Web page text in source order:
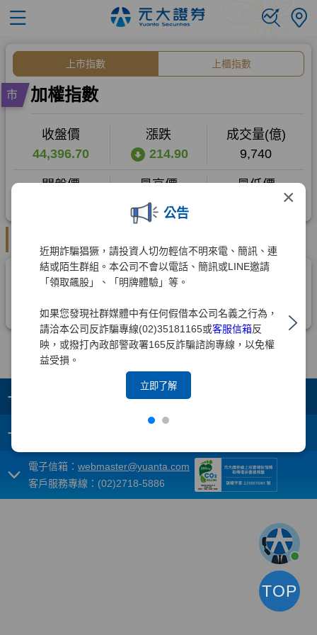
×
公告
近期詐騙猖獗，請投資人切勿輕信不明來電、簡訊、連
結或陌生群組。本公司不會以電話、簡訊或LINE邀請
「領取飆股」、「明牌體驗」等。
如果您發現社群媒體中有任何假借本公司名義之行為，
請洽本公司反詐騙專線(02)35181165或客服信箱反
映，或撥打內政部警政署165反詐騙諮詢專線，以免權
益受損。
立即了解
+
+
電子信箱： webmaster@yuanta.com
客戶服務專線：(02)2718-5886
TOP